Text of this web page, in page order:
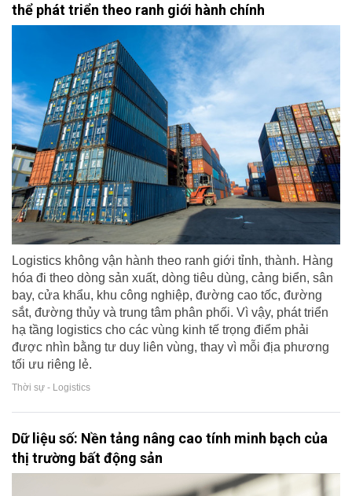
thể phát triển theo ranh giới hành chính
Logistics không vận hành theo ranh giới tỉnh, thành. Hàng
hóa đi theo dòng sản xuất, dòng tiêu dùng, cảng biển, sân
bay, cửa khẩu, khu công nghiệp, đường cao tốc, đường
sắt, đường thủy và trung tâm phân phối. Vì vậy, phát triển
hạ tầng logistics cho các vùng kinh tế trọng điểm phải
được nhìn bằng tư duy liên vùng, thay vì mỗi địa phương
tối ưu riêng lẻ.
Thời sự - Logistics
Dữ liệu số: Nền tảng nâng cao tính minh bạch của
thị trường bất động sản